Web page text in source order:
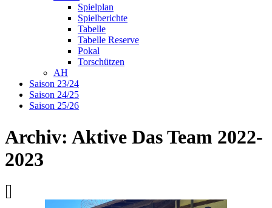
Spielplan
Spielberichte
Tabelle
Tabelle Reserve
Pokal
Torschützen
AH
Saison 23/24
Saison 24/25
Saison 25/26
Archiv: Aktive Das Team 2022-
2023